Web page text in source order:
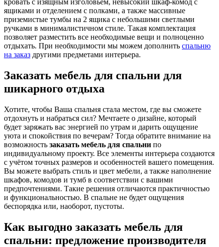
кровать с изящным изголовьем, невысокий шкаф-комод с
ящиками и отделением с полками, а также массивные
приземистые тумбы на 2 ящика с небольшими светлыми
ручками в минималистичном стиле. Такая комплектация
позволяет разместить все необходимые вещи и полноценно
отдыхать. При необходимости мы можем дополнить спальню
на заказ другими предметами интерьера.
Заказать мебель для спальни для
шикарного отдыха
Хотите, чтобы Ваша спальня стала местом, где вы сможете
отдохнуть и набраться сил? Мечтаете о дизайне, который
будет заряжать вас энергией по утрам и дарить ощущение
уюта и спокойствия по вечерам? Тогда обратите внимание на
возможность заказать мебель для спальни по
индивидуальному проекту. Все элементы интерьера создаются
с учётом точных размеров и особенностей вашего помещения.
Вы можете выбрать стиль и цвет мебели, а также наполнение
шкафов, комодов и тумб в соответствии с вашими
предпочтениями. Такие решения отличаются практичностью
и функциональностью. В спальне не будет ощущения
беспорядка или, наоборот, пустоты.
Как выгодно заказать мебель для
спальни: предложение производителя